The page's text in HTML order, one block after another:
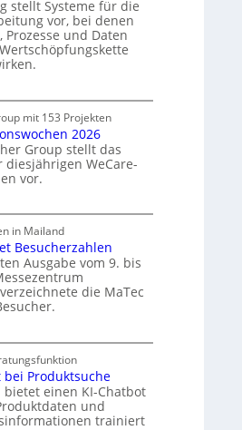
stellt Systeme für die
vor, bei denen
Prozesse und Daten
mit 153 Projekten
2026
Group stellt das
diesjährigen WeCare-
vor.
in Mailand
Besucherzahlen
Ausgabe vom 9. bis
die MaTec
Produktsuche
bietet einen KI-Chatbot
und
trainiert